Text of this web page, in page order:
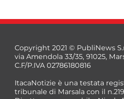
Copyright 2021 © PubliNews
via Amendola 33/35, 91025,
C.F/P.IVA 02786180816
ItacaNotizie è una testata
tribunale di Marsala con il n.219